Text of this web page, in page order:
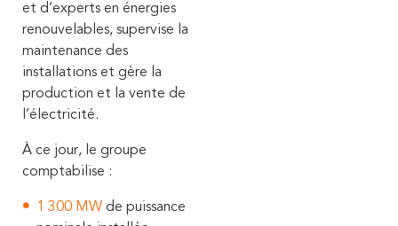
et d’experts en énergies
renouvelables, supervise la
maintenance des
installations et gère la
production et la vente de
l’électricité.
À ce jour, le groupe
comptabilise :
1 300 MW de puissance